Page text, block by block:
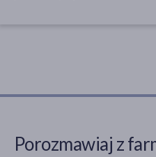
Porozmawiaj z